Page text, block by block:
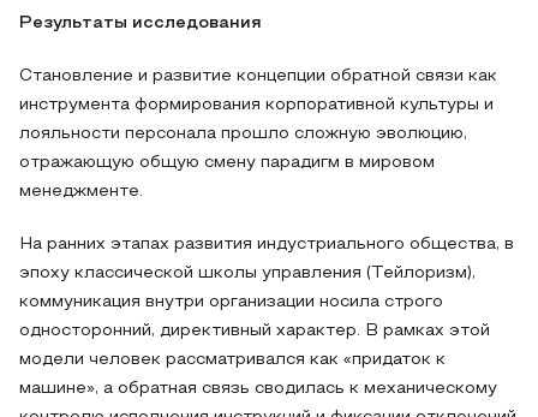
Результаты исследования
Становление и развитие концепции обратной связи как
инструмента формирования корпоративной культуры и
лояльности персонала прошло сложную эволюцию,
отражающую общую смену парадигм в мировом
менеджменте.
На ранних этапах развития индустриального общества, в
эпоху классической школы управления (Тейлоризм),
коммуникация внутри организации носила строго
односторонний, директивный характер. В рамках этой
модели человек рассматривался как «придаток к
машине», а обратная связь сводилась к механическому